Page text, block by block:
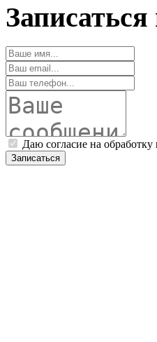
Записаться
Даю согласие на
Записаться